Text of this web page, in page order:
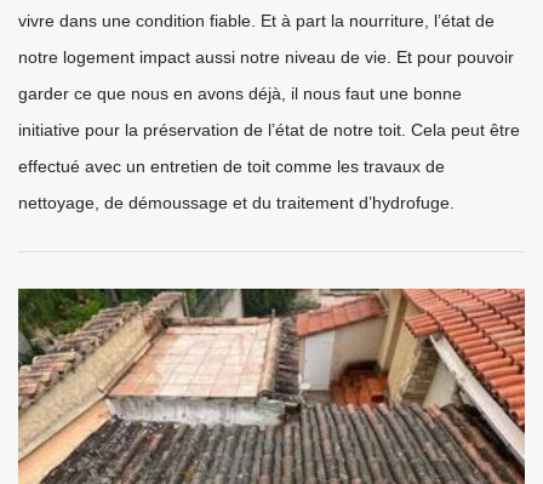
vivre dans une condition fiable. Et à part la nourriture, l’état de
notre logement impact aussi notre niveau de vie. Et pour pouvoir
garder ce que nous en avons déjà, il nous faut une bonne
initiative pour la préservation de l’état de notre toit. Cela peut être
effectué avec un entretien de toit comme les travaux de
nettoyage, de démoussage et du traitement d’hydrofuge.